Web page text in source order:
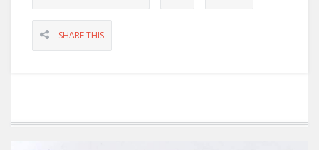
SHARE THIS